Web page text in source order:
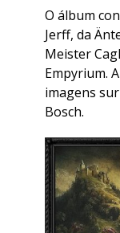
O álbum
Jerff, da
Meister
Empyrium.
imagens
Bosch.